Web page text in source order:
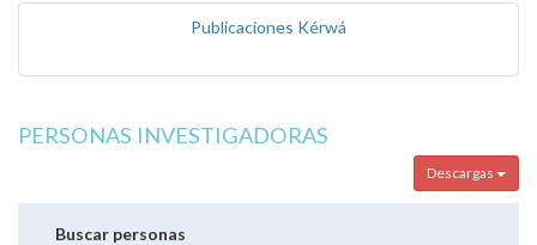
Publicaciones Kérwá
PERSONAS INVESTIGADORAS
Descargas
Buscar personas